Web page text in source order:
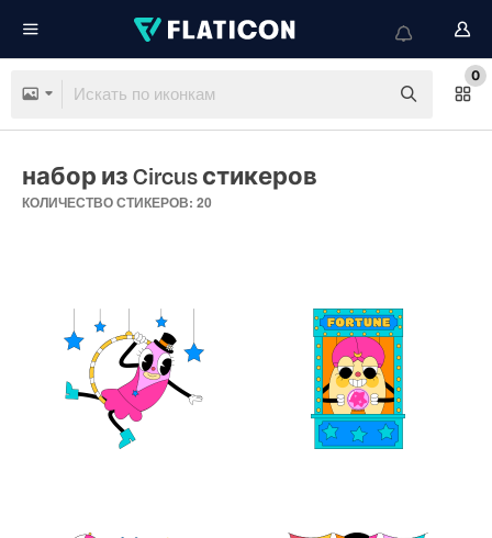
0
набор из Circus стикеров
КОЛИЧЕСТВО СТИКЕРОВ: 20